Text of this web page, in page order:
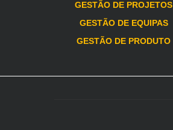
GESTÃO DE PROJETOS
GESTÃO DE EQUIPAS
GESTÃO DE PRODUTO